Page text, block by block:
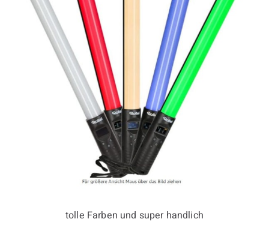
tolle Farben und super handlich